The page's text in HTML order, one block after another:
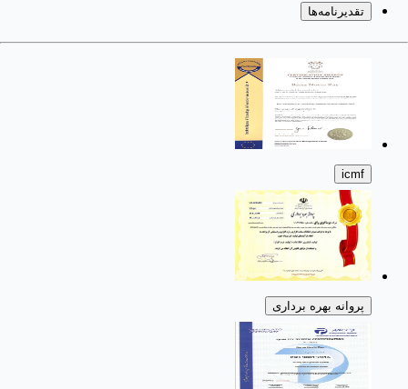
تقدیرنامه‌ها
icmf
پروانه بهره برداری